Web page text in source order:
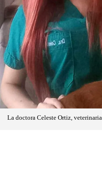
La doctora Celeste Ortiz, veterinaria.